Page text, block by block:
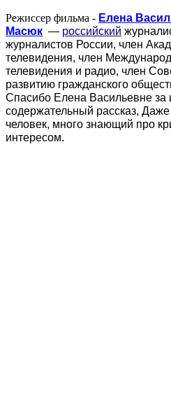
Режиссер фильма - Елена
Масюк — российский
журналистов России, член
телевидения, член
телевидения и радио, член
развитию гражданского
Спасибо Елена Васильевне за
содержательный рассказ, Даже
человек, много знающий про
интересом.